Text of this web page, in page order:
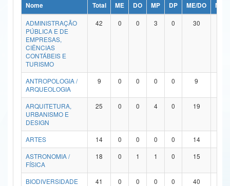
Ministério da Ciência, Tecnologia, Inovações e Comunicações
Ministério do Meio Ambiente
Ministério do Turismo
Ministério do Desenvolvimento Regional
Controladoria-Geral da União
Ministério da Mulher, da Família e dos Direitos Humanos
Secretaria de Governo
Nome Total ME DO MP DP ME/DO
MP/
ADMINISTRAÇÃO
PÚBLICA E DE
EMPRESAS,
CIÊNCIAS
CONTÁBEIS E
TURISMO
42 0 0 3 0 30
ANTROPOLOGIA /
ARQUEOLOGIA
9 0 0 0 0 9
ARQUITETURA,
URBANISMO E
DESIGN
25 0 0 4 0 19
ARTES 14 0 0 0 0 14
ASTRONOMIA /
FÍSICA
18 0 1 1 0 15
BIODIVERSIDADE 41 0 0 0 0 40